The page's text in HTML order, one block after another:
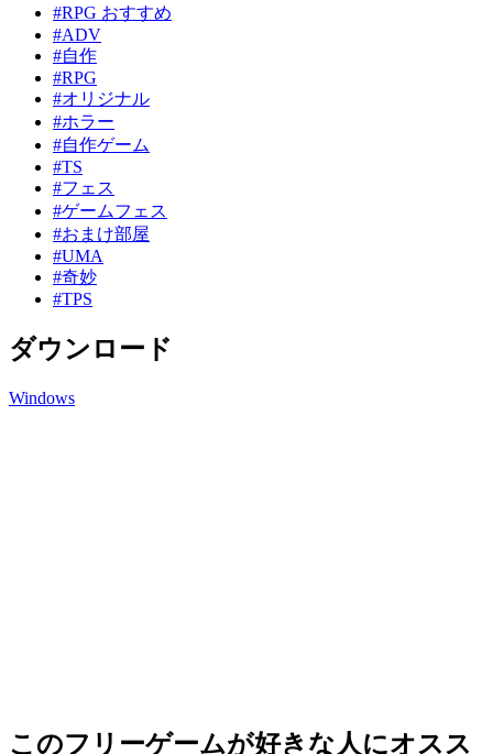
#RPG おすすめ
#ADV
#自作
#RPG
#オリジナル
#ホラー
#自作ゲーム
#TS
#フェス
#ゲームフェス
#おまけ部屋
#UMA
#奇妙
#TPS
ダウンロード
Windows
このフリーゲームが好きな人にオスス